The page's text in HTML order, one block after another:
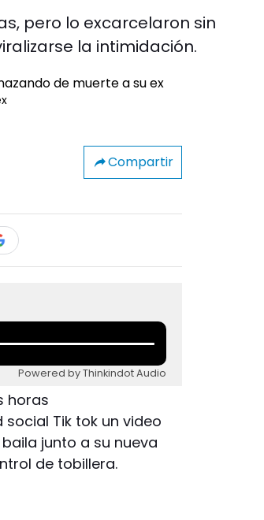
pero lo excarcelaron sin
la intimidación.
Compartir
Powered by Thinkindot Audio
horas
Tik tok un video
junto a su nueva
de tobillera.